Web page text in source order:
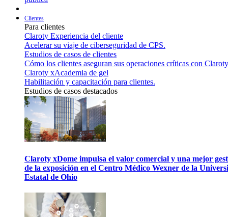
Clientes
Para clientes
Claroty Experiencia del cliente
Acelerar su viaje de ciberseguridad de CPS.
Estudios de casos de clientes
Cómo los clientes aseguran sus operaciones críticas con
Claroty xAcademia de gel
Habilitación y capacitación para clientes.
Estudios de casos destacados
Claroty xDome impulsa el valor comercial y una mejor
de la exposición en el Centro Médico Wexner de la
Estatal de Ohio